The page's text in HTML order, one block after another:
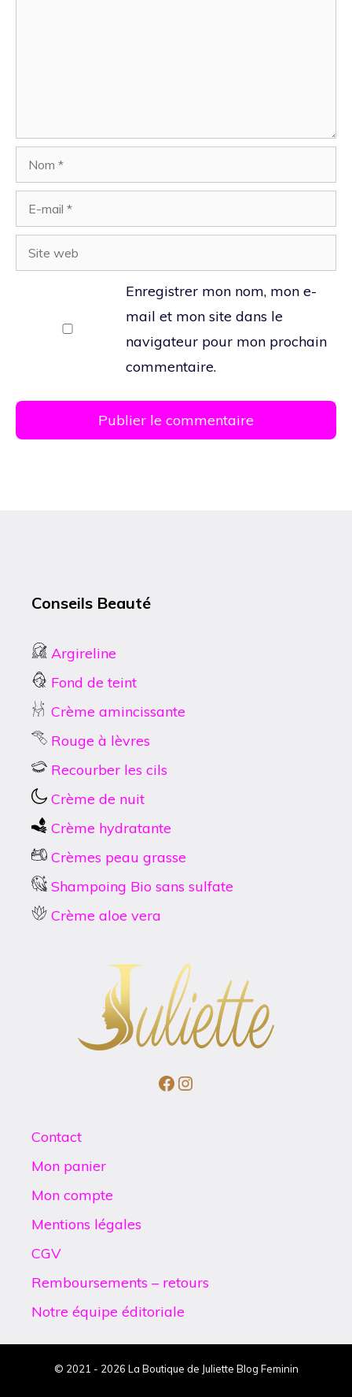
Nom
mail
Site
web
Enregistrer mon nom, mon e-
mail et mon site dans le
navigateur pour mon prochain
commentaire.
Conseils Beauté
Argireline
Fond de teint
Crème amincissante
Rouge à lèvres
Recourber les cils
Crème de nuit
Crème hydratante
Crèmes peau grasse
Shampoing Bio sans sulfate
Crème aloe vera
Facebook
Instagram
Contact
Mon panier
Mon compte
Mentions légales
CGV
Remboursements – retours
Notre équipe éditoriale
© 2021 - 2026 La Boutique de Juliette Blog Feminin